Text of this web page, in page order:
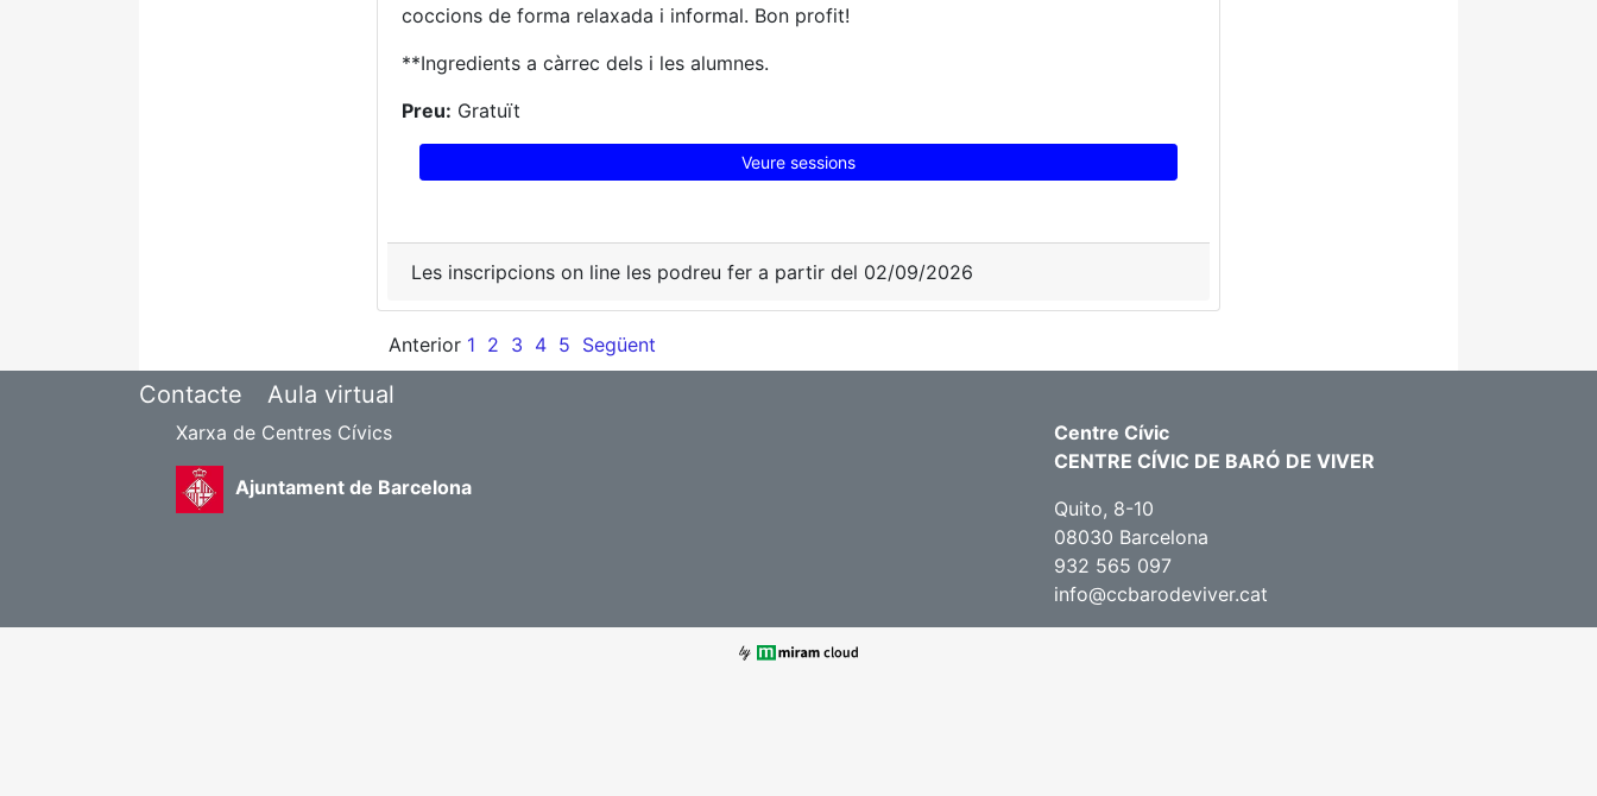
coccions de forma relaxada i informal. Bon profit!
**Ingredients a càrrec dels i les alumnes.
Preu: Gratuït
Veure sessions
Les inscripcions on line les podreu fer a partir del 02/09/2026
Anterior 1 2 3 4 5 Següent
Contacte Aula virtual
Xarxa de Centres Cívics
Ajuntament de Barcelona
Centre Cívic
CENTRE CÍVIC DE BARÓ DE VIVER
Quito, 8-10
08030 Barcelona
932 565 097
info@ccbarodeviver.cat